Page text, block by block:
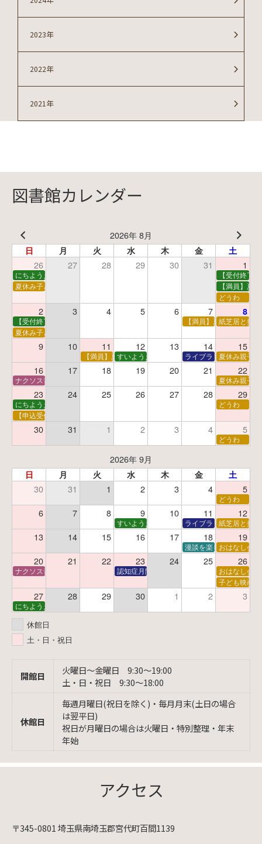
2023年
2022年
2021年
図書館カレンダー
2026年 8月
日 月 火 水 木 金 土
26 27 28 29 30 31 1
にちようえほん
【受付終了
夏休み子ども映画会
【満員】夏
どうわ
2 3 4 5 6 7 8
【受付終了】親子で挑戦！調べ学習ワークショップ 【満員】夏休み科学あ
紙芝居と折
夏休み子ども平和映画会
9 10 11 12 13 14 15
【満員】夏休みおはなし工作会
すいようえほん ライブラリーシアター
夏休み親子
16 17 18 19 20 21 22
ナクソス音楽会 第5回 NHK交響楽団創立100年 夏休み親子
23 24 25 26 27 28 29
にちようえほん
どうわ
【申込受付中】ゆうべのこわ～いおはなし会
30 31 1 2 3 4 5
どうわ
2026年 9月
日 月 火 水 木 金 土
30 31 1 2 3 4 5
どうわ
6 7 8 9 10 11 12
すいようえほん ライブラリーシアター
紙芝居と折
13 14 15 16 17 18 19
漫談を楽しむ会 ～漫談
おはなし会
20 21 22 23 24 25 26
ナクソス音楽会 第6回 宇宙を感じるクラシック認知症月間 特別映画会「調査屋マオさんの恋
おはなし会
子ども映画会
27 28 29 30 1 2 3
にちようえほん
休館日
土・日・祝日
開館日
火曜日〜金曜日 9:30〜19:00
土・日・祝日 9:30〜18:00
休館日
毎週月曜日(祝日を除く)・毎月月末(土日の場合
は翌平日)
祝日が月曜日の場合は火曜日・特別整理・年末
年始
アクセス
〒345-0801 埼玉県南埼玉郡宮代町百間1139